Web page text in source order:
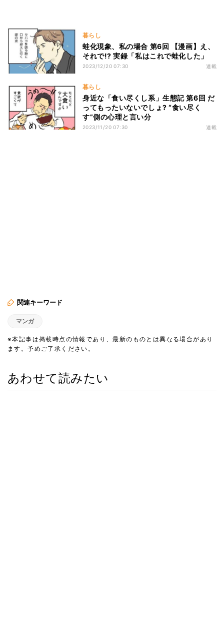
暮らし
蛙化現象、私の場合 第6回 【漫画】え、
それで!? 実録「私はこれで蛙化した」
2023/12/20 07:30 連載
暮らし
身近な「食い尽くし系」生態記 第6回 だ
ってもったいないでしょ? “食い尽く
す”側の心理と言い分
2023/11/20 07:30 連載
関連キーワード
マンガ
※本記事は掲載時点の情報であり、最新のものとは異なる場合があり
ます。予めご了承ください。
あわせて読みたい